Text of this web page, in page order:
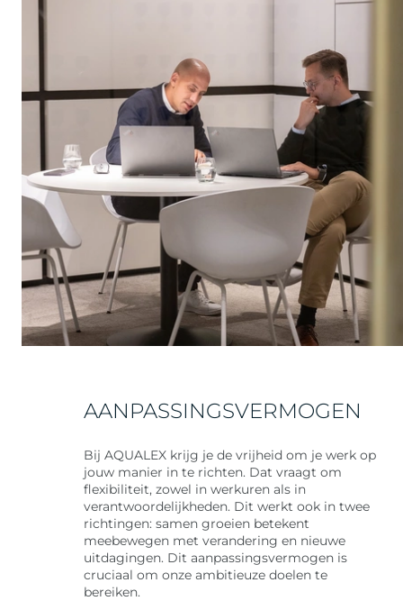
AANPASSINGSVERMOGEN
Bij AQUALEX krijg je de vrijheid om je werk op
jouw manier in te richten. Dat vraagt om
flexibiliteit, zowel in werkuren als in
verantwoordelijkheden. Dit werkt ook in twee
richtingen: samen groeien betekent
meebewegen met verandering en nieuwe
uitdagingen. Dit aanpassingsvermogen is
cruciaal om onze ambitieuze doelen te
bereiken.